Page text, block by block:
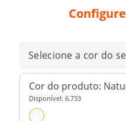
Selecione a cor do
Cor do produto:
Disponível: 6.733